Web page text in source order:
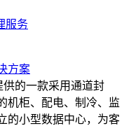
服务
方案
的一款采用通道封
机柜、配电、制冷、监
的小型数据中心，为客